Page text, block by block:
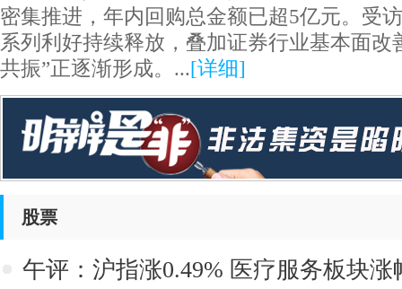
密集推进，年内回购总金额已超5亿元。受
系列利好持续释放，叠加证券行业基本面改
共振”正逐渐形成。...[详细]
股票
午评：沪指涨0.49% 医疗服务板块涨